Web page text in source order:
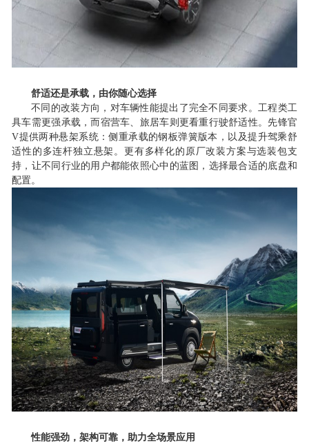
舒适还是承载，由你随心选择
不同的改装方向，对车辆性能提出了完全不同要求。工程类工
具车需更强承载，而宿营车、旅居车则更看重行驶舒适性。先锋官
V提供两种悬架系统：侧重承载的钢板弹簧版本，以及提升驾乘舒
适性的多连杆独立悬架。更有多样化的原厂改装方案与选装包支
持，让不同行业的用户都能依照心中的蓝图， 选择最合适的底盘和
配置。
性能强劲，架构可靠，助力全场景应用